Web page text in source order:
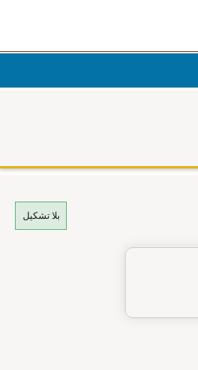
بلا تشكيل